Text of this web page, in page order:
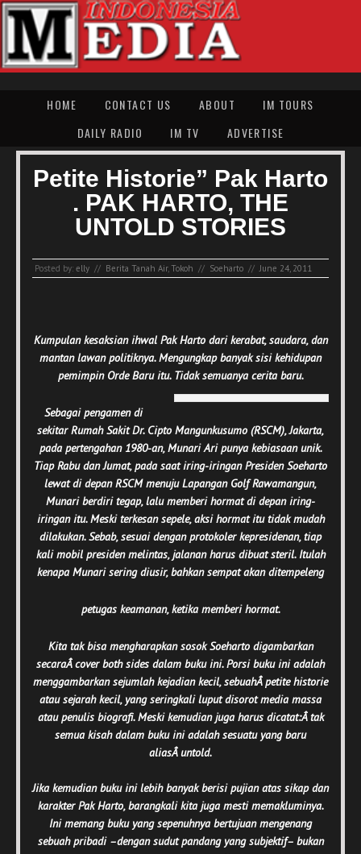
HOME CONTACT US ABOUT
IM TOURS
DAILY RADIO
IM TV ADVERTISE
Petite Historie” Pak Harto
. PAK HARTO, THE
UNTOLD STORIES
Posted by: elly // Berita Tanah Air, Tokoh // Soeharto // June 24, 2011
Kumpulan kesaksian ihwal Pak Harto dari kerabat, saudara, dan
mantan lawan politiknya. Mengungkap banyak sisi kehidupan
pemimpin Orde Baru itu. Tidak semuanya cerita baru.
Sebagai pengamen di
sekitar Rumah Sakit Dr. Cipto Mangunkusumo (RSCM), Jakarta,
pada pertengahan 1980-an, Munari Ari punya kebiasaan unik.
Tiap Rabu dan Jumat, pada saat iring-iringan Presiden Soeharto
lewat di depan RSCM menuju Lapangan Golf Rawamangun,
Munari berdiri tegap, lalu memberi hormat di depan iring-
iringan itu. Meski terkesan sepele, aksi hormat itu tidak mudah
dilakukan. Sebab, sesuai dengan protokoler kepresidenan, tiap
kali mobil presiden melintas, jalanan harus dibuat steril. Itulah
kenapa Munari sering diusir, bahkan sempat akan ditempeleng
petugas keamanan, ketika memberi hormat.
Kita tak bisa mengharapkan sosok Soeharto digambarkan
secaraÂcover both sides dalam buku ini. Porsi buku ini adalah
menggambarkan sejumlah kejadian kecil, sebuahÂpetite historie
atau sejarah kecil, yang seringkali luput disorot media massa
atau penulis biografi. Meski kemudian juga harus dicatat:Âtak
semua kisah dalam buku ini adalah sesuatu yang baru
aliasÂuntold.
Jika kemudian buku ini lebih banyak berisi pujian atas sikap dan
karakter Pak Harto, barangkali kita juga mesti memakluminya.
Ini memang buku yang sepenuhnya bertujuan mengenang
sebuah pribadi –dengan sudut pandang yang subjektif– bukan